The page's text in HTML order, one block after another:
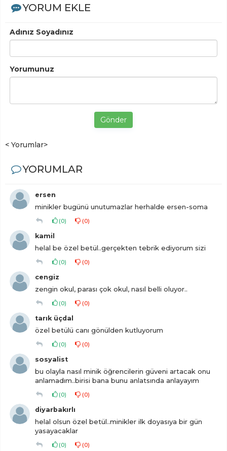
YORUM EKLE
Adınız Soyadınız
Yorumunuz
Gönder
< Yorumlar>
YORUMLAR
ersen
minikler bugünü unutumazlar herhalde ersen-soma
(0) (0)
kamil
helal be özel betül..gerçekten tebrik ediyorum sizi
(0) (0)
cengiz
zengin okul, parası çok okul, nasıl belli oluyor..
(0) (0)
tarık üçdal
özel betülü canı gönülden kutluyorum
(0) (0)
sosyalist
bu olayla nasıl minik öğrencilerin güveni artacak onu
anlamadım..birisi bana bunu anlatsında anlayayım
(0) (0)
diyarbakırlı
helal olsun özel betül..minikler ilk doyasıya bir gün
yasayacaklar
(0) (0)